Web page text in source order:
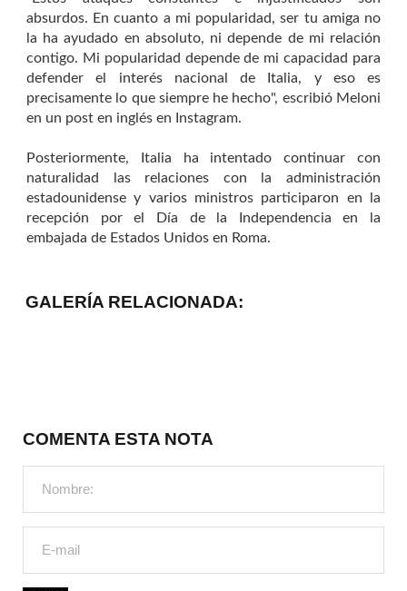
absurdos. En cuanto a mi popularidad, ser tu amiga no
la ha ayudado en absoluto, ni depende de mi relación
contigo. Mi popularidad depende de mi capacidad para
defender el interés nacional de Italia, y eso es
precisamente lo que siempre he hecho", escribió Meloni
en un post en inglés en Instagram.
Posteriormente, Italia ha intentado continuar con
naturalidad las relaciones con la administración
estadounidense y varios ministros participaron en la
recepción por el Día de la Independencia en la
embajada de Estados Unidos en Roma.
GALERÍA RELACIONADA:
COMENTA ESTA NOTA